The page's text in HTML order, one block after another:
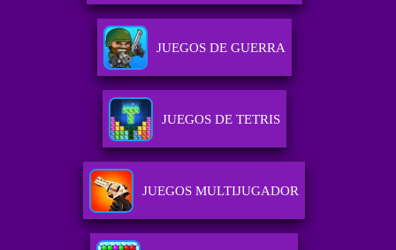
JUEGOS DE GUERRA
JUEGOS DE TETRIS
JUEGOS MULTIJUGADOR